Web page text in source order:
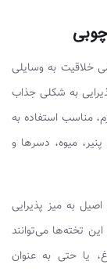
خلاقیت به وسایلی
به شکلی جذاب
مناسب استفاده به
میوه، دسرها و
به میز پذیرایی
تخته‌ها می‌توانند
یا حتی به عنوان